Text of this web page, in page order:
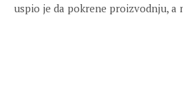
uspio je da pokrene proizvodnju, a